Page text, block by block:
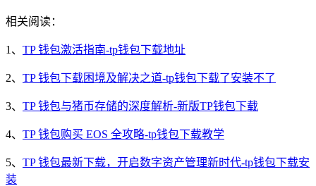
相关阅读：
1、 TP 钱包激活指南-tp钱包下载地址
2、 TP 钱包下载困境及解决之道-tp钱包下载了安装不了
3、 TP 钱包与猪币存储的深度解析-新版TP钱包下载
4、 TP 钱包购买 EOS 全攻略-tp钱包下载教学
5、 TP 钱包最新下载，开启数字资产管理新时代-tp钱包下载安
装